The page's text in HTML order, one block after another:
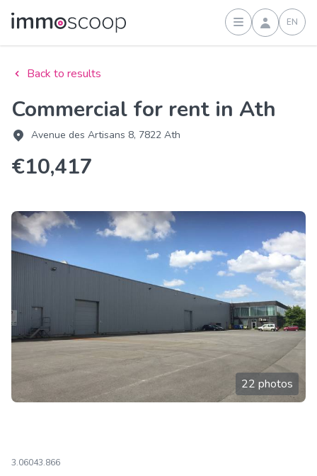
Sign inEN
Back to results
Commercial for rent in Ath
Avenue des Artisans 8, 7822 Ath
€10,417
22 photos
3.06043.866